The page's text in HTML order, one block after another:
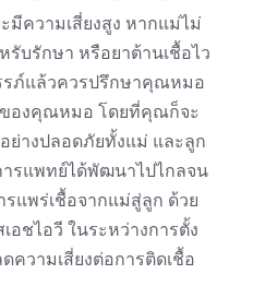
มีความเสี่ยงสูง หากแม่ไม่
รับรักษา หรือยาต้านเชื้อไว
รภ์แล้วควรปรึกษาคุณหมอ
องคุณหมอ โดยที่คุณก็จะ
ย่างปลอดภัยทั้งแม่ และลูก
ารแพทย์ได้พัฒนาไปไกลจน
แพร่เชื้อจากแม่สู่ลูก ด้วย
อชไอวี ในระหว่างการตั้ง
ความเสี่ยงต่อการติดเชื้อ